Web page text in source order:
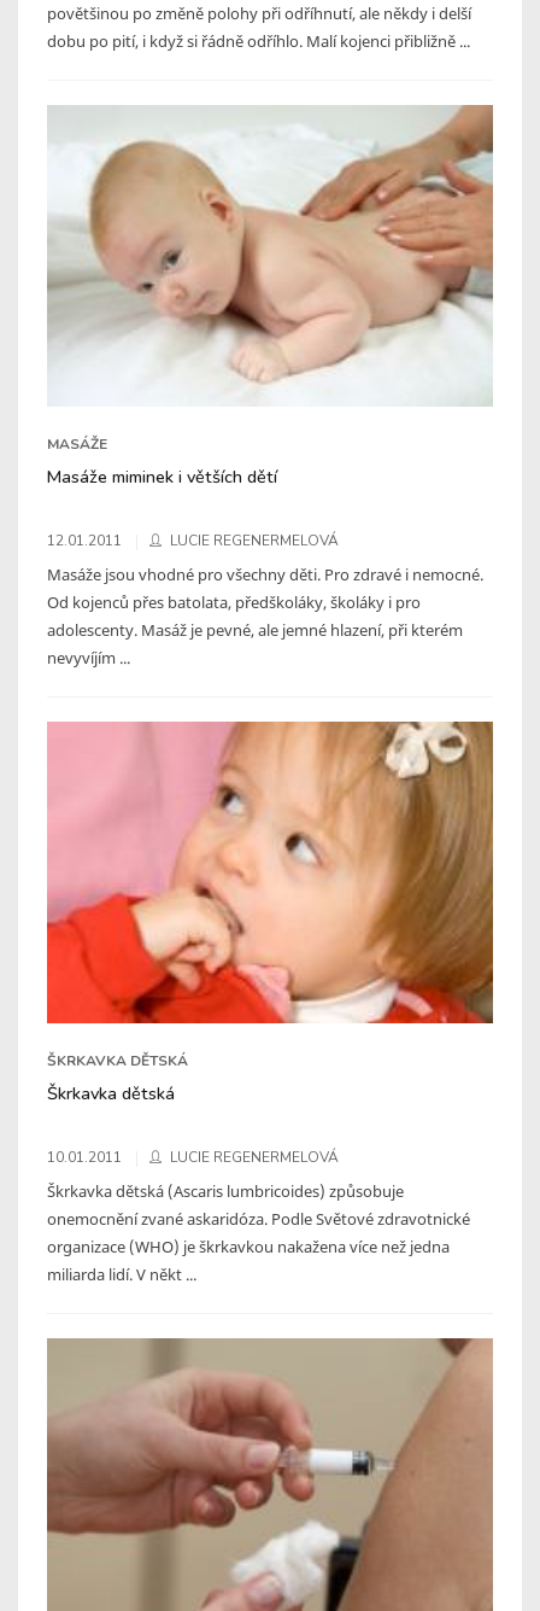
povětšinou po změně polohy při odříhnutí, ale někdy i delší
dobu po pití, i když si řádně odříhlo. Malí kojenci přibližně ...
MASÁŽE
Masáže miminek i větších dětí
12.01.2011 LUCIE REGENERMELOVÁ
Masáže jsou vhodné pro všechny děti. Pro zdravé i nemocné.
Od kojenců přes batolata, předškoláky, školáky i pro
adolescenty. Masáž je pevné, ale jemné hlazení, při kterém
nevyvíjím ...
ŠKRKAVKA DĚTSKÁ
Škrkavka dětská
10.01.2011 LUCIE REGENERMELOVÁ
Škrkavka dětská (Ascaris lumbricoides) způsobuje
onemocnění zvané askaridóza. Podle Světové zdravotnické
organizace (WHO) je škrkavkou nakažena více než jedna
miliarda lidí. V někt ...